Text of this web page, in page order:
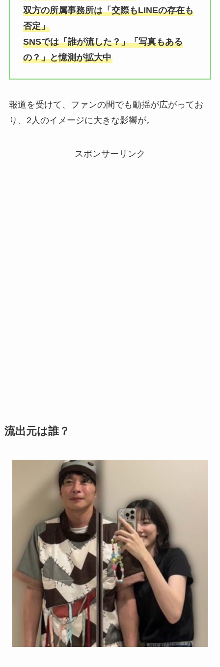
双方の所属事務所は「交際もLINEの存在も
否定」
SNSでは「誰が流した？」「写真もある
の？」と憶測が拡大中
報道を受けて、ファンの間でも動揺が広がってお
り、2人のイメージに大きな影響が。
スポンサーリンク
流出元は誰？